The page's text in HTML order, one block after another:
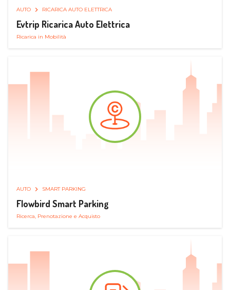
AUTO RICARICA AUTO ELETTRICA
Evtrip Ricarica Auto Elettrica
Ricarica in Mobilità
AUTO SMART PARKING
Flowbird Smart Parking
Ricerca, Prenotazione e Acquisto